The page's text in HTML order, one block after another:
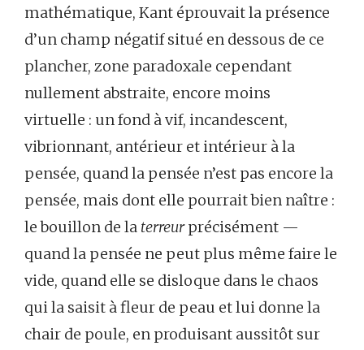
mathématique, Kant éprouvait la présence
d’un champ négatif situé en dessous de ce
plancher, zone paradoxale cependant
nullement abstraite, encore moins
virtuelle : un fond à vif, incandescent,
vibrionnant, antérieur et intérieur à la
pensée, quand la pensée n’est pas encore la
pensée, mais dont elle pourrait bien naître :
le bouillon de la terreurprécisément —
quand la pensée ne peut plus même faire le
vide, quand elle se disloque dans le chaos
qui la saisit à fleur de peau et lui donne la
chair de poule, en produisant aussitôt sur